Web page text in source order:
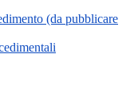
(da pubblicare